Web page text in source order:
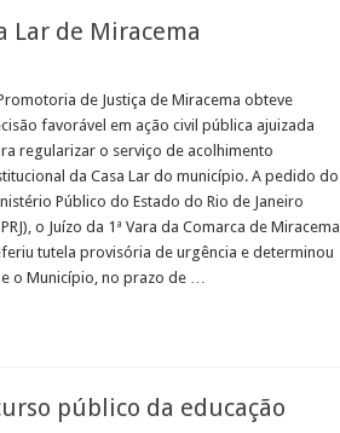
Lar de Miracema
de Justiça de Miracema obteve
favorável em ação civil pública ajuizada
regularizar o serviço de acolhimento
da Casa Lar do município. A pedido do
Público do Estado do Rio de Janeiro
o Juízo da 1ª Vara da Comarca de Miracema
tutela provisória de urgência e determinou
o Município, no prazo de …
público da educação